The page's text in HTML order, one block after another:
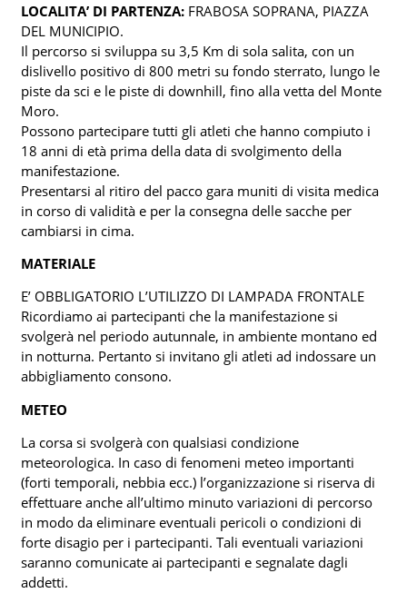
LOCALITA’ DI PARTENZA: FRABOSA SOPRANA, PIAZZA
DEL MUNICIPIO.
Il percorso si sviluppa su 3,5 Km di sola salita, con un
dislivello positivo di 800 metri su fondo sterrato, lungo le
piste da sci e le piste di downhill, fino alla vetta del Monte
Moro.
Possono partecipare tutti gli atleti che hanno compiuto i
18 anni di età prima della data di svolgimento della
manifestazione.
Presentarsi al ritiro del pacco gara muniti di visita medica
in corso di validità e per la consegna delle sacche per
cambiarsi in cima.
MATERIALE
E’ OBBLIGATORIO L’UTILIZZO DI LAMPADA FRONTALE
Ricordiamo ai partecipanti che la manifestazione si
svolgerà nel periodo autunnale, in ambiente montano ed
in notturna. Pertanto si invitano gli atleti ad indossare un
abbigliamento consono.
METEO
La corsa si svolgerà con qualsiasi condizione
meteorologica. In caso di fenomeni meteo importanti
(forti temporali, nebbia ecc.) l’organizzazione si riserva di
effettuare anche all’ultimo minuto variazioni di percorso
in modo da eliminare eventuali pericoli o condizioni di
forte disagio per i partecipanti. Tali eventuali variazioni
saranno comunicate ai partecipanti e segnalate dagli
addetti.